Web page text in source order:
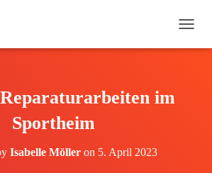
A
im
Sportheim
Isabelle Möller on 5. April 2023